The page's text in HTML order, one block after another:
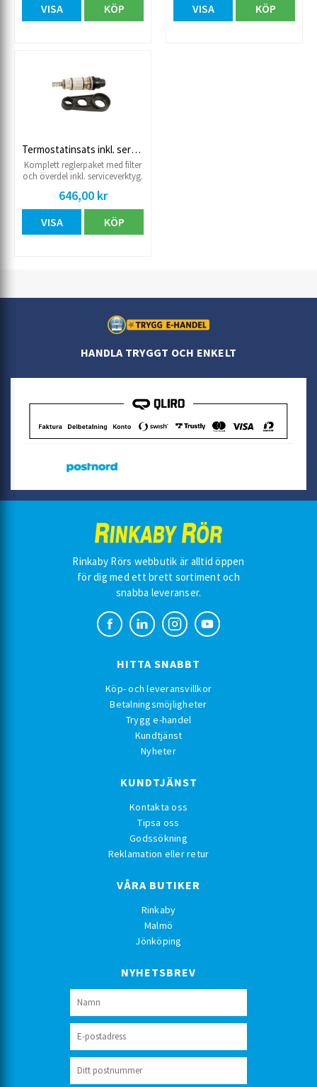
VISA KÖP VISA KÖP
Termostatinsats inkl. serviceverktyg
Komplett reglerpaket med filter
och överdel inkl. serviceverktyg.
termostatblandare 9000E, 9000,
5000, GARDA, ORIGO, GARBO
och ISEO För
termostatblandare MORA MMIX
646,00 kr
VISA KÖP
HANDLA TRYGGT OCH ENKELT
Rinkaby Rörs webbutik är alltid öppen
för dig med ett brett sortiment och
snabba leveranser.
HITTA SNABBT
Köp- och leveransvillkor
Betalningsmöjligheter
Trygg e-handel
Kundtjänst
Nyheter
KUNDTJÄNST
Kontakta oss
Tipsa oss
Godssökning
Reklamation eller retur
VÅRA BUTIKER
Rinkaby
Malmö
Jönköping
NYHETSBREV